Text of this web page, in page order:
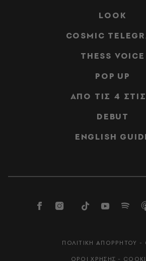
LOOK
COSMIC
THESS VOICE
POP UP
ΑΠΟ ΤΙΣ 4
DEBUT
ENGLISH
ΠΟΛΙΤΙΚΗ ΑΠΟΡΡΗΤΟΥ -
ΟΡΟΙ ΧΡΗΣΗΣ -